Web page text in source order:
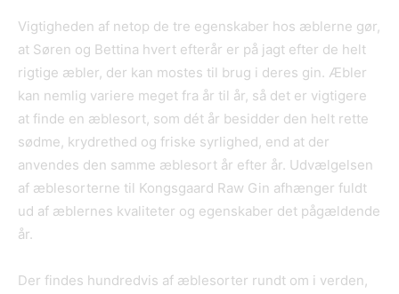
Vigtigheden af netop de tre egenskaber hos æblerne gør,
at Søren og Bettina hvert efterår er på jagt efter de helt
rigtige æbler, der kan mostes til brug i deres gin. Æbler
kan nemlig variere meget fra år til år, så det er vigtigere
at finde en æblesort, som dét år besidder den helt rette
sødme, krydrethed og friske syrlighed, end at der
anvendes den samme æblesort år efter år. Udvælgelsen
af æblesorterne til Kongsgaard Raw Gin afhænger fuldt
ud af æblernes kvaliteter og egenskaber det pågældende
år.
Der findes hundredvis af æblesorter rundt om i verden,